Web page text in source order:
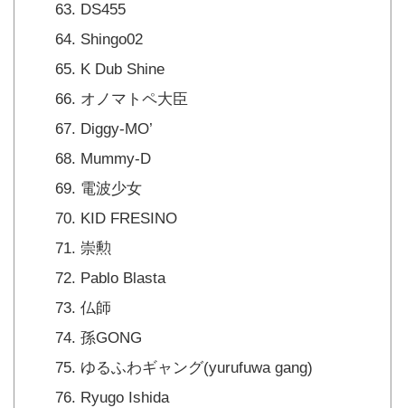
DS455
Shingo02
K Dub Shine
オノマトペ大臣
Diggy-MO’
Mummy-D
電波少女
KID FRESINO
崇勲
Pablo Blasta
仏師
孫GONG
ゆるふわギャング(yurufuwa gang)
Ryugo Ishida